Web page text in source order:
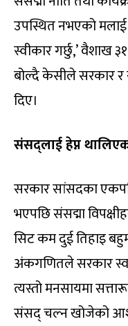
उपस्थित नभएको
स्वीकार गर्छु,’ वैशाख
बोल्दै केसीले सरकार र
दिए।
संसद्लाई हेप्न
सरकार सांसदका
भएपछि संसद्मा
सिट कम दुई तिहाइ
अंकगणितले सरकार
त्यस्तो मनसायमा
संसद् चल्न खोजेको